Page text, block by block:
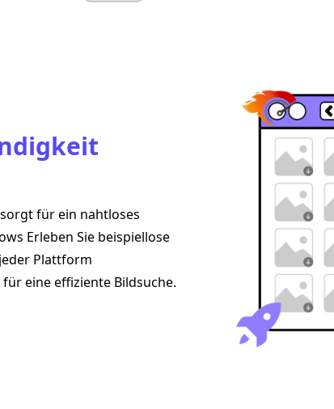
für ein nahtloses
Erleben Sie beispiellose
Plattform
eine effiziente Bildsuche.